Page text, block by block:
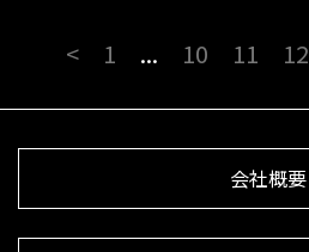
< 1 ... 10 11 12
会社概要